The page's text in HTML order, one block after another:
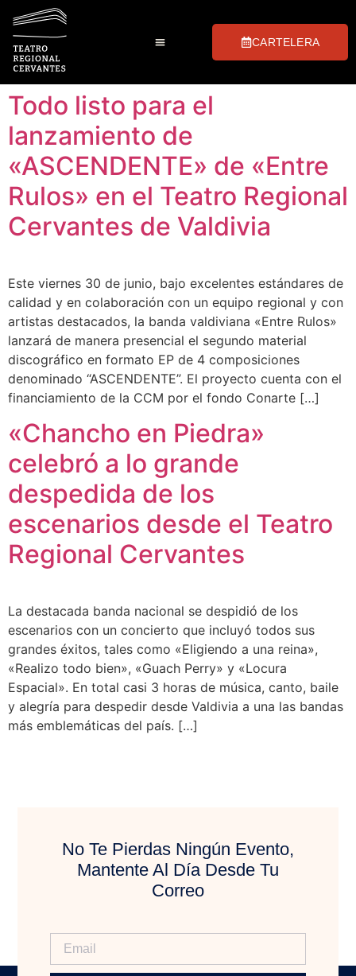
CARTELERA
Todo listo para el
lanzamiento de
«ASCENDENTE» de «Entre
Rulos» en el Teatro Regional
Cervantes de Valdivia
Este viernes 30 de junio, bajo excelentes estándares de
calidad y en colaboración con un equipo regional y con
artistas destacados, la banda valdiviana «Entre Rulos»
lanzará de manera presencial el segundo material
discográfico en formato EP de 4 composiciones
denominado “ASCENDENTE”. El proyecto cuenta con el
financiamiento de la CCM por el fondo Conarte […]
«Chancho en Piedra»
celebró a lo grande
despedida de los
escenarios desde el Teatro
Regional Cervantes
La destacada banda nacional se despidió de los
escenarios con un concierto que incluyó todos sus
grandes éxitos, tales como «Eligiendo a una reina»,
«Realizo todo bien», «Guach Perry» y «Locura
Espacial». En total casi 3 horas de música, canto, baile
y alegría para despedir desde Valdivia a una las bandas
más emblemáticas del país. […]
No Te Pierdas Ningún Evento,
Mantente Al Día Desde Tu
Correo